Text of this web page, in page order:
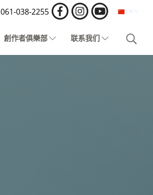
061-038-2255 CN
創作者俱樂部 联系我们